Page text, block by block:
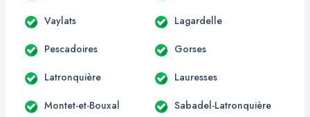
Vaylats Lagardelle
Pescadoires Gorses
Latronquière Lauresses
Montet-et-Bouxal Sabadel-Latronquière